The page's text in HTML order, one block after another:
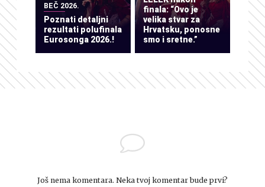
BEČ 2026.
Poznati detaljni
rezultati polufinala
Eurosonga 2026.!
finala: “Ovo je
velika stvar za
Hrvatsku, ponosne
smo i sretne.”
Još nema komentara. Neka tvoj komentar bude prvi?